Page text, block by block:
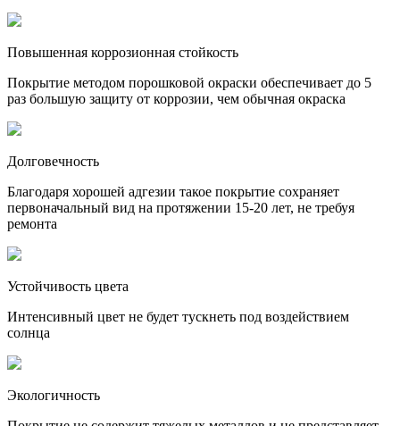
Повышенная коррозионная стойкость
Покрытие методом порошковой окраски обеспечивает до 5
раз большую защиту от коррозии, чем обычная окраска
Долговечность
Благодаря хорошей адгезии такое покрытие сохраняет
первоначальный вид на протяжении 15-20 лет, не требуя
ремонта
Устойчивость цвета
Интенсивный цвет не будет тускнеть под воздействием
солнца
Экологичность